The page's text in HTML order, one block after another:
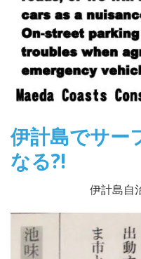
伊計島でサー
なる?!
伊計島自